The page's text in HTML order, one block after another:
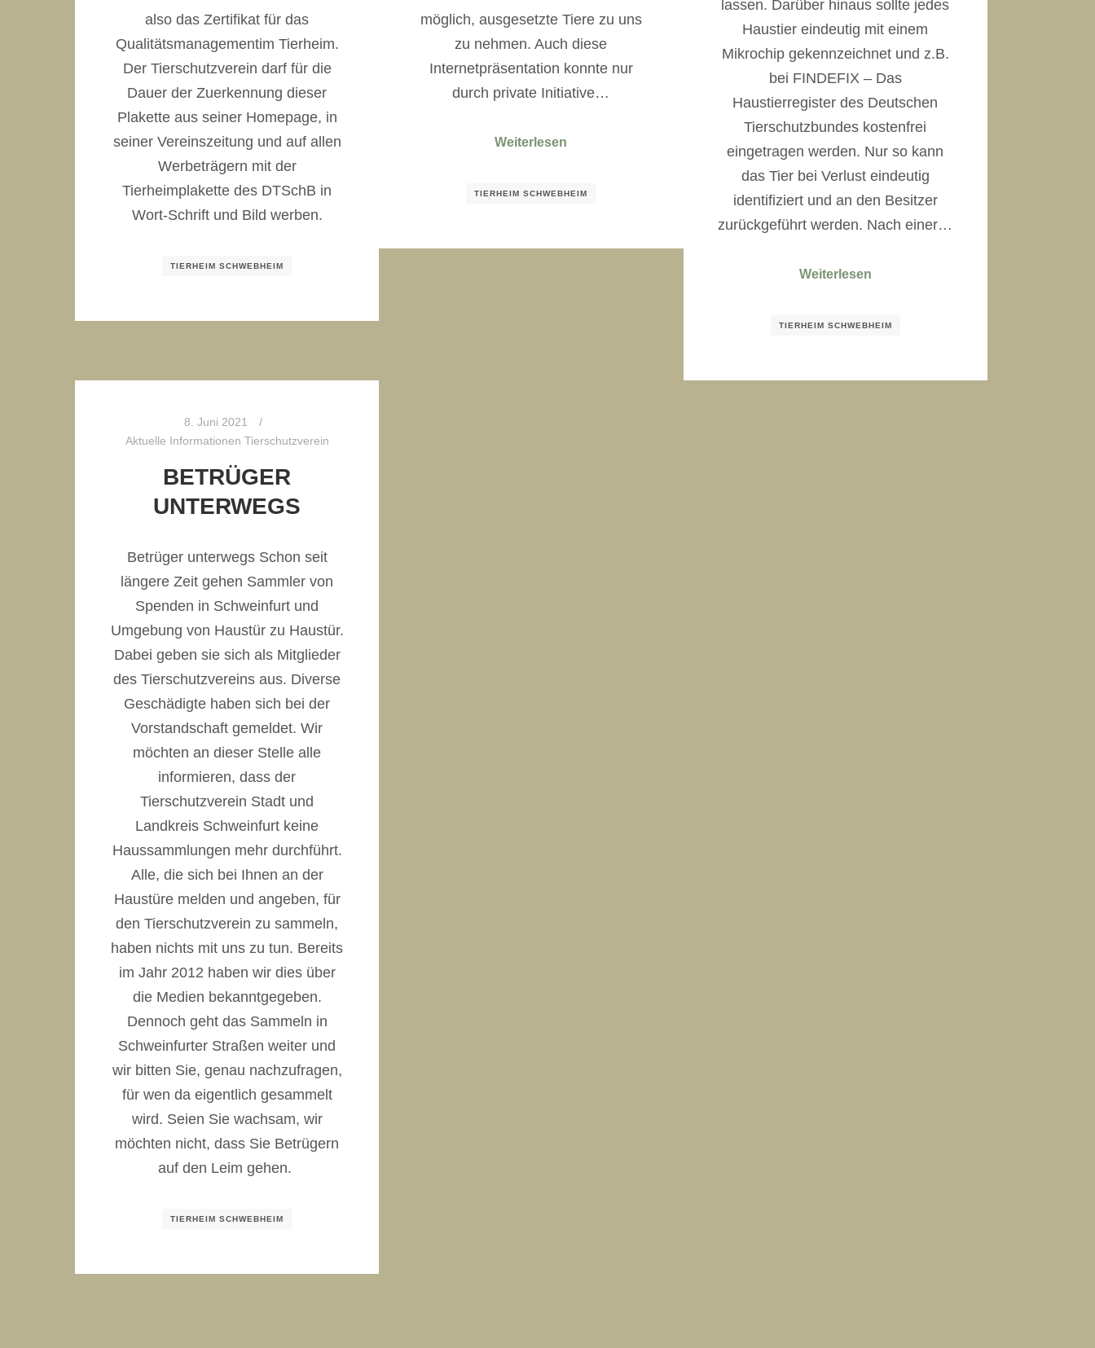
also das Zertifikat für das
Qualitätsmanagementim Tierheim.
Der Tierschutzverein darf für die
Dauer der Zuerkennung dieser
Plakette aus seiner Homepage, in
seiner Vereinszeitung und auf allen
Werbeträgern mit der
Tierheimplakette des DTSchB in
Wort-Schrift und Bild werben.
TIERHEIM SCHWEBHEIM
möglich, ausgesetzte Tiere zu uns
zu nehmen. Auch diese
Internetpräsentation konnte nur
durch private Initiative…
Weiterlesen
TIERHEIM SCHWEBHEIM
lassen. Darüber hinaus sollte jedes
Haustier eindeutig mit einem
Mikrochip gekennzeichnet und z.B.
bei FINDEFIX – Das
Haustierregister des Deutschen
Tierschutzbundes kostenfrei
eingetragen werden. Nur so kann
das Tier bei Verlust eindeutig
identifiziert und an den Besitzer
zurückgeführt werden. Nach einer…
Weiterlesen
TIERHEIM SCHWEBHEIM
8. Juni 2021
Aktuelle Informationen Tierschutzverein
BETRÜGER
UNTERWEGS
Betrüger unterwegs Schon seit
längere Zeit gehen Sammler von
Spenden in Schweinfurt und
Umgebung von Haustür zu Haustür.
Dabei geben sie sich als Mitglieder
des Tierschutzvereins aus. Diverse
Geschädigte haben sich bei der
Vorstandschaft gemeldet. Wir
möchten an dieser Stelle alle
informieren, dass der
Tierschutzverein Stadt und
Landkreis Schweinfurt keine
Haussammlungen mehr durchführt.
Alle, die sich bei Ihnen an der
Haustüre melden und angeben, für
den Tierschutzverein zu sammeln,
haben nichts mit uns zu tun. Bereits
im Jahr 2012 haben wir dies über
die Medien bekanntgegeben.
Dennoch geht das Sammeln in
Schweinfurter Straßen weiter und
wir bitten Sie, genau nachzufragen,
für wen da eigentlich gesammelt
wird. Seien Sie wachsam, wir
möchten nicht, dass Sie Betrügern
auf den Leim gehen.
TIERHEIM SCHWEBHEIM